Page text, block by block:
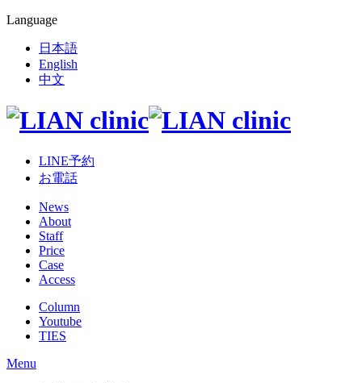
Language
日本語
English
中文
LINE予約
お電話
News
About
Staff
Price
Case
Access
Column
Youtube
TIES
Menu